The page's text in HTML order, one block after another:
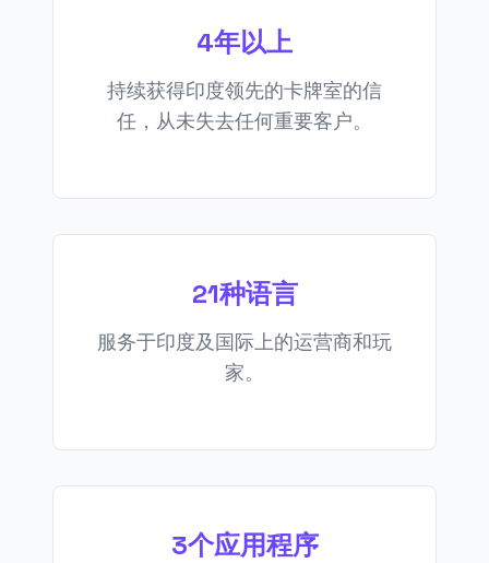
4年以上
持续获得印度领先的卡牌室的信
任，从未失去任何重要客户。
21种语言
服务于印度及国际上的运营商和玩
家。
3个应用程序